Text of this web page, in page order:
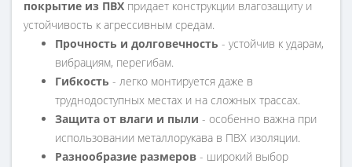
покрытие из ПВХ придает конструкции влагозащиту и
устойчивость к агрессивным средам.
Прочность и долговечность - устойчив к ударам,
вибрациям, перегибам.
Гибкость - легко монтируется даже в
труднодоступных местах и на сложных трассах.
Защита от влаги и пыли - особенно важна при
использовании металлорукава в ПВХ изоляции.
Разнообразие размеров - широкий выбор